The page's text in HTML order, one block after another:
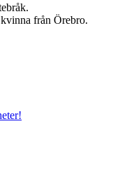
från Örebro.